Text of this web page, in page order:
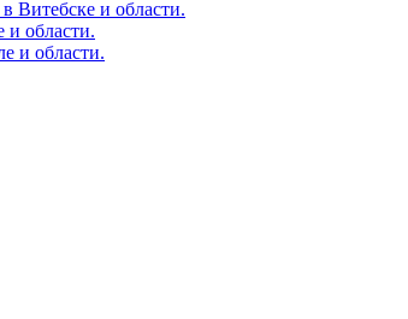
Витебске и области.
области.
и области.